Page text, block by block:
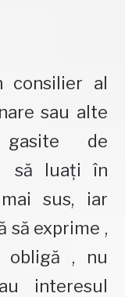
consilier al
sau alte
de
să luaţi în
sus, iar
să exprime ,
obligă , nu
interesul